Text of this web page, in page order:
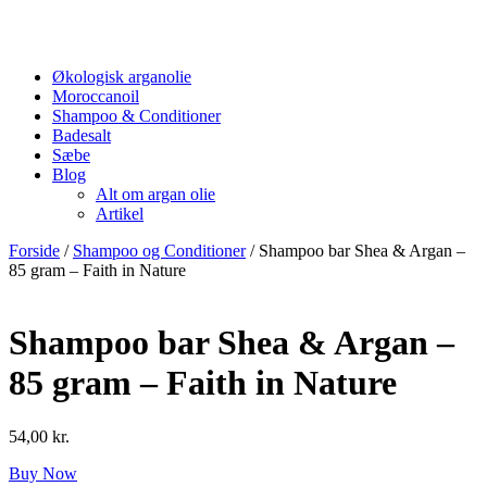
Økologisk arganolie
Moroccanoil
Shampoo & Conditioner
Badesalt
Sæbe
Blog
Alt om argan olie
Artikel
Forside / Shampoo og Conditioner/ Shampoo bar Shea & Argan –
85 gram – Faith in Nature
Shampoo bar Shea & Argan –
85 gram – Faith in Nature
54,00 kr.
Buy Now